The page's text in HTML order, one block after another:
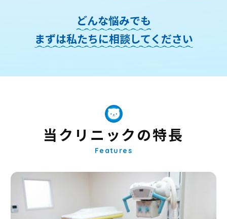
どんな悩みでも
まずは私たちに相談してください
当クリニックの特長
Features